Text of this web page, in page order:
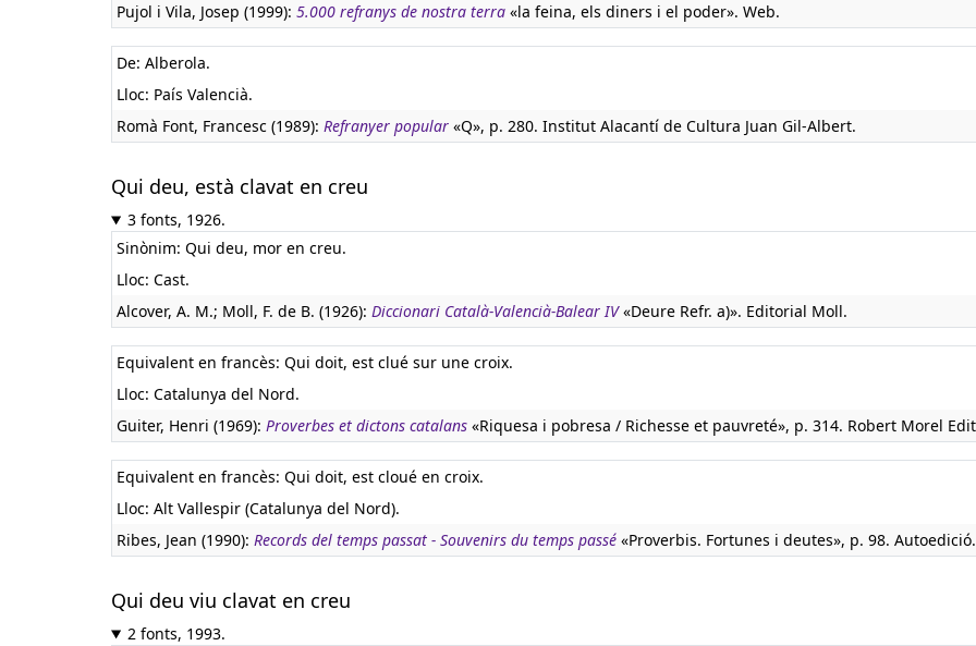
Pujol i Vila, Josep (1999): 5.000 refranys de nostra terra «la feina, els diners i el poder». Web.
De: Alberola.
Lloc: País Valencià.
Romà Font, Francesc (1989): Refranyer popular «Q», p. 280. Institut Alacantí de Cultura Juan Gil-Albert.
Qui deu, està clavat en creu
3 fonts, 1926.
Sinònim: Qui deu, mor en creu.
Lloc: Cast.
Alcover, A. M.; Moll, F. de B. (1926): Diccionari Català-Valencià-Balear IV«Deure Refr. a)». Editorial Moll.
Equivalent en francès: Qui doit, est clué sur une croix.
Lloc: Catalunya del Nord.
Guiter, Henri (1969): Proverbes et dictons catalans «Riquesa i pobresa / Richesse et pauvreté», p. 314. Robert Morel
Equivalent en francès: Qui doit, est cloué en croix.
Lloc: Alt Vallespir (Catalunya del Nord).
Ribes, Jean (1990): Records del temps passat - Souvenirs du temps passé «Proverbis. Fortunes i deutes», p. 98. Autoedició.
Qui deu viu clavat en creu
2 fonts, 1993.